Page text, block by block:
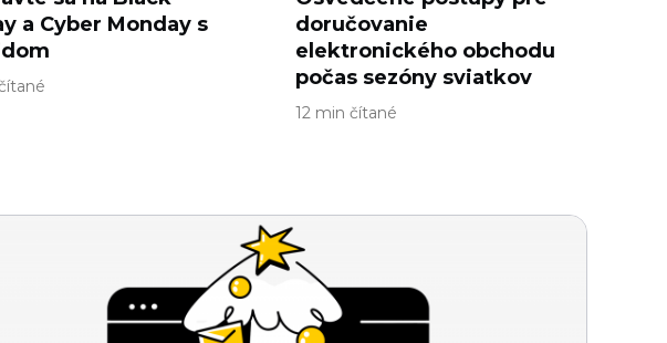
a Cyber ​​Monday s
doručovanie
elektronického obchodu
počas sezóny sviatkov
12 min čítané